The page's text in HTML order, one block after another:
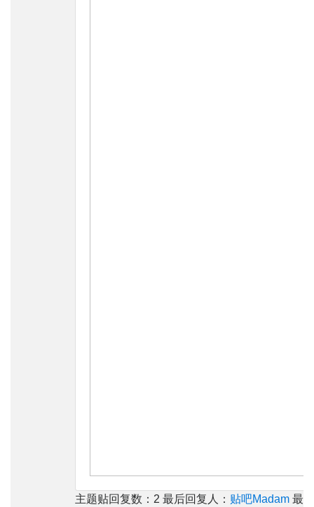
主题贴回复数：2 最后回复人： 贴吧Madam 最